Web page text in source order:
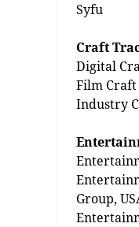
Syfu
Craft
Digital
Film
Industry
Group,